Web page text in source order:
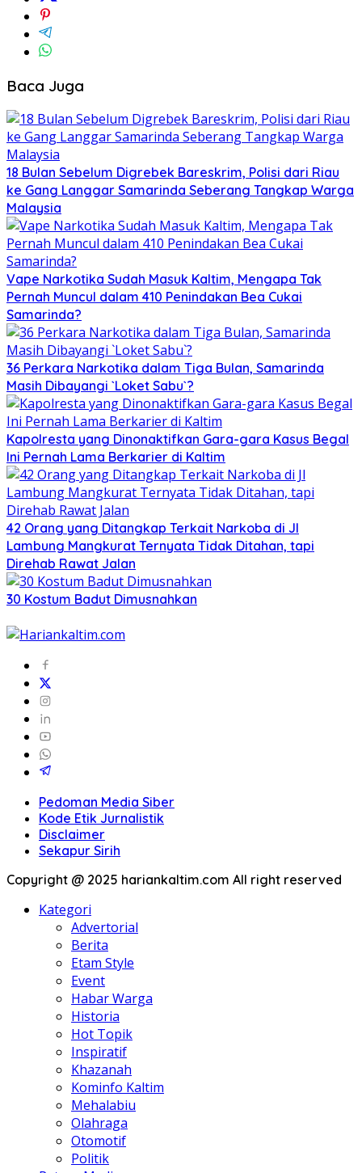
Baca Juga
18 Bulan Sebelum Digrebek Bareskrim, Polisi dari Riau
ke Gang Langgar Samarinda Seberang Tangkap Warga
Malaysia
Vape Narkotika Sudah Masuk Kaltim, Mengapa Tak
Pernah Muncul dalam 410 Penindakan Bea Cukai
Samarinda?
36 Perkara Narkotika dalam Tiga Bulan, Samarinda
Masih Dibayangi `Loket Sabu`?
Kapolresta yang Dinonaktifkan Gara-gara Kasus Begal
Ini Pernah Lama Berkarier di Kaltim
42 Orang yang Ditangkap Terkait Narkoba di Jl
Lambung Mangkurat Ternyata Tidak Ditahan, tapi
Direhab Rawat Jalan
30 Kostum Badut Dimusnahkan
Pedoman Media Siber
Kode Etik Jurnalistik
Disclaimer
Sekapur Sirih
Copyright @ 2025 hariankaltim.com All right reserved
Kategori
Advertorial
Berita
Etam Style
Event
Habar Warga
Historia
Hot Topik
Inspiratif
Khazanah
Kominfo Kaltim
Mehalabiu
Olahraga
Otomotif
Politik